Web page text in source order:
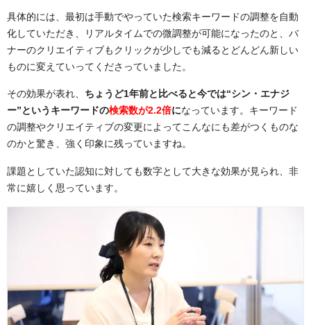
具体的には、最初は手動でやっていた検索キーワードの調整を自動
化していただき、リアルタイムでの微調整が可能になったのと、バ
ナーのクリエイティブもクリックが少しでも減るとどんどん新しい
ものに変えていってくださっていました。
その効果が表れ、 ちょうど1年前と比べると今では“シン・エナジ
ー”というキーワードの検索数が2.2倍になっています。キーワード
の調整やクリエイティブの変更によってこんなにも差がつくものな
のかと驚き、強く印象に残っていますね。
課題としていた認知に対しても数字として大きな効果が見られ、非
常に嬉しく思っています。